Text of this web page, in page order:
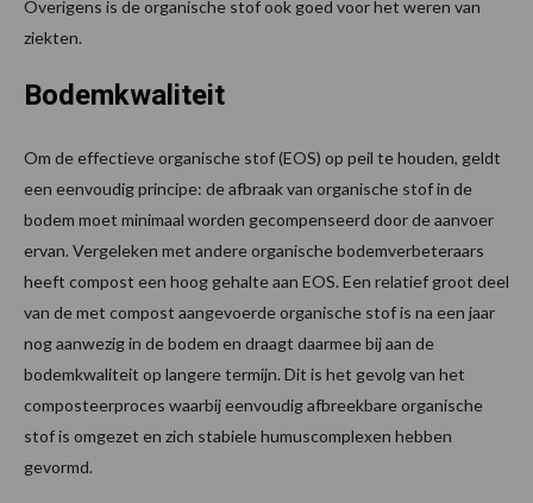
Overigens is de organische stof ook goed voor het weren van
ziekten.
Bodemkwaliteit
Om de effectieve organische stof (EOS) op peil te houden, geldt
een eenvoudig principe: de afbraak van organische stof in de
bodem moet minimaal worden gecompenseerd door de aanvoer
ervan. Vergeleken met andere organische bodemverbeteraars
heeft compost een hoog gehalte aan EOS. Een relatief groot deel
van de met compost aangevoerde organische stof is na een jaar
nog aanwezig in de bodem en draagt daarmee bij aan de
bodemkwaliteit op langere termijn. Dit is het gevolg van het
composteerproces waarbij eenvoudig afbreekbare organische
stof is omgezet en zich stabiele humuscomplexen hebben
gevormd.